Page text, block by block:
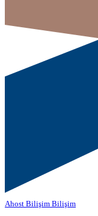
Ahost Bilişim Bilişim